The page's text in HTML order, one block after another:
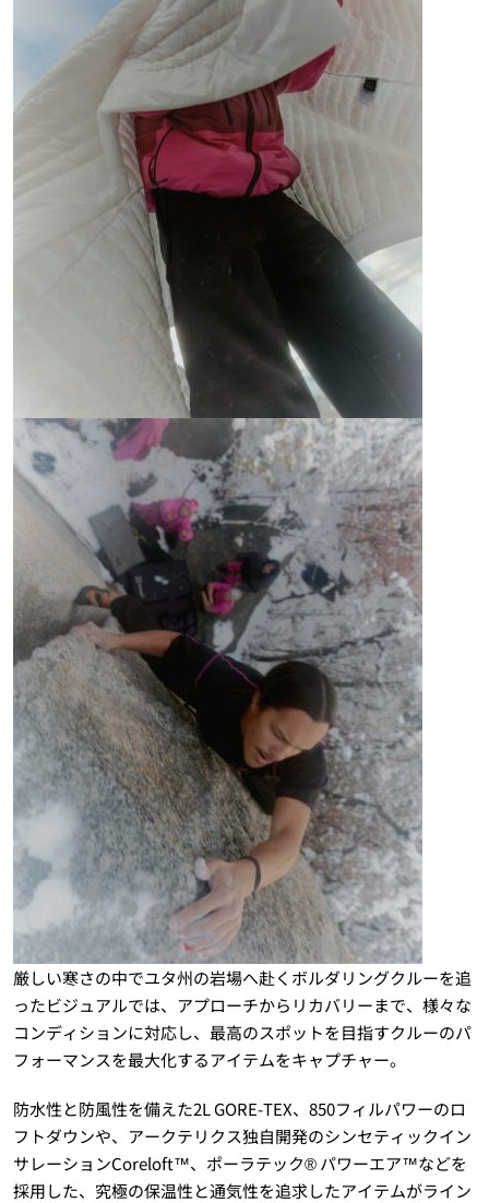
厳しい寒さの中でユタ州の岩場へ赴くボルダリングクルーを追
ったビジュアルでは、アプローチからリカバリーまで、様々な
コンディションに対応し、最高のスポットを目指すクルーのパ
フォーマンスを最大化するアイテムをキャプチャー。
防水性と防風性を備えた2L GORE-TEX、850フィルパワーのロ
フトダウンや、アークテリクス独自開発のシンセティックイン
サレーションCoreloft™、ポーラテック® パワーエア™などを
採用した、究極の保温性と通気性を追求したアイテムがライン